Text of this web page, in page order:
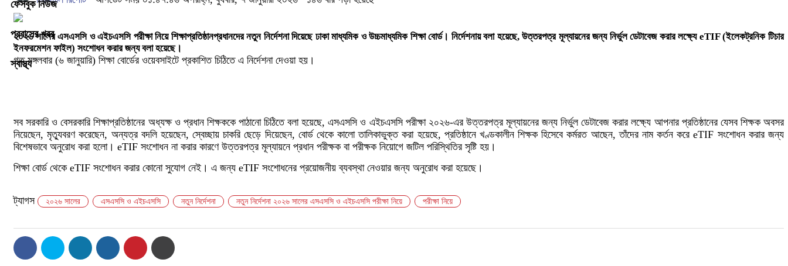
ফেসবুক নিউজ
প্রবাসের খবর
স্বাস্থ্য
২০২৬ সালের এসএসসি ও এইচএসসি পরীক্ষা নিয়ে শিক্ষাপ্রতিষ্ঠানপ্রধানদের নতুন নির্দেশনা দিয়েছে ঢাকা মাধ্যমিক ও উচ্চমাধ্যমিক শিক্ষা বোর্ড। নির্দেশনায় বলা হয়েছে, উত্তরপত্র মূল্যায়নের জন্য নির্ভুল ডেটাবেজ করার লক্ষ্যে eTIF (ইলেকট্রনিক টিচার
ইনফরমেশন ফাইল) সংশোধন করার জন্য বলা হয়েছে।
গত মঙ্গলবার (৬ জানুয়ারি) শিক্ষা বোর্ডের ওয়েবসাইটে প্রকাশিত চিঠিতে এ নির্দেশনা দেওয়া হয়।
সব সরকারি ও বেসরকারি শিক্ষাপ্রতিষ্ঠানের অধ্যক্ষ ও প্রধান শিক্ষককে পাঠানো চিঠিতে বলা হয়েছে, এসএসসি ও এইচএসসি পরীক্ষা ২০২৬-এর উত্তরপত্র মূল্যায়নের জন্য নির্ভুল ডেটাবেজ করার লক্ষ্যে আপনার প্রতিষ্ঠানের যেসব শিক্ষক অবসর
নিয়েছেন, মৃত্যুবরণ করেছেন, অন্যত্র বদলি হয়েছেন, স্বেচ্ছায় চাকরি ছেড়ে দিয়েছেন, বোর্ড থেকে কালো তালিকাভুক্ত করা হয়েছে, প্রতিষ্ঠানে খণ্ডকালীন শিক্ষক হিসেবে কর্মরত আছেন, তাঁদের নাম কর্তন করে eTIF সংশোধন করার জন্য
বিশেষভাবে অনুরোধ করা হলো। eTIF সংশোধন না করার কারণে উত্তরপত্র মূল্যায়নে প্রধান পরীক্ষক বা পরীক্ষক নিয়োগে জটিল পরিস্থিতির সৃষ্টি হয়।
শিক্ষা বোর্ড থেকে eTIF সংশোধন করার কোনো সুযোগ নেই। এ জন্য eTIF সংশোধনের প্রয়োজনীয় ব্যবস্থা নেওয়ার জন্য অনুরোধ করা হয়েছে।
ট্যাগস ২০২৬ সালের এসএসসি ও এইচএসসি নতুন নির্দেশনা নতুন নির্দেশনা ২০২৬ সালের এসএসসি ও এইচএসসি পরীক্ষা নিয়ে পরীক্ষা নিয়ে